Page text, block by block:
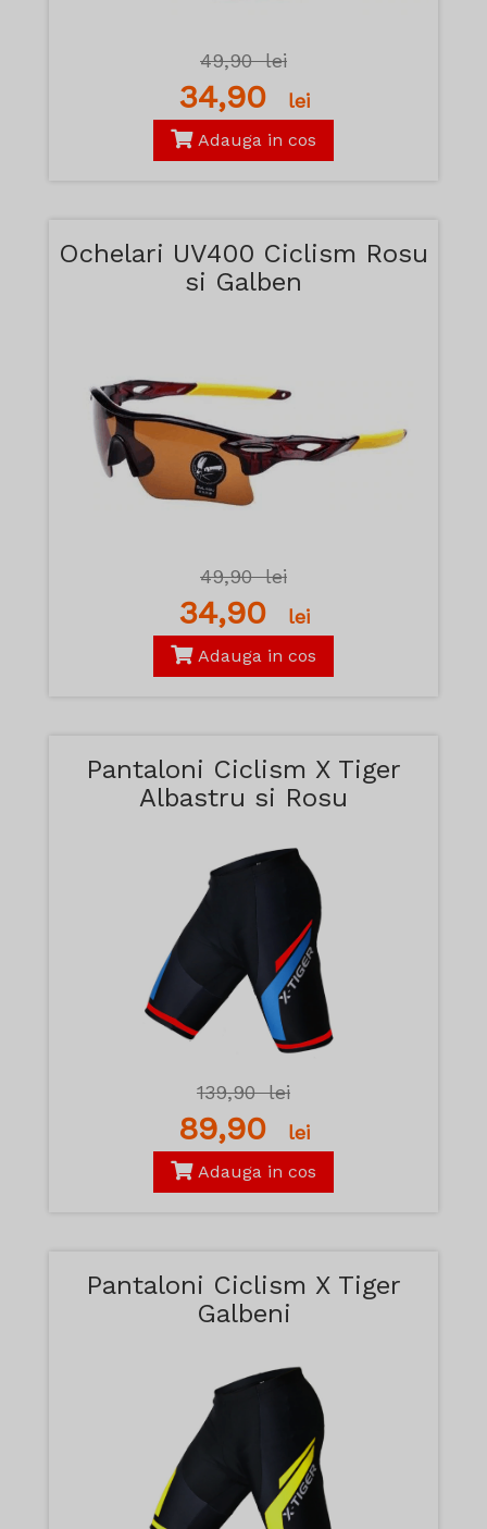
49,90lei
34,90 lei
Adauga in cos
Ochelari UV400 Ciclism Rosu
si Galben
49,90lei
34,90 lei
Adauga in cos
Pantaloni Ciclism X Tiger
Albastru si Rosu
139,90lei
89,90 lei
Adauga in cos
Pantaloni Ciclism X Tiger
Galbeni